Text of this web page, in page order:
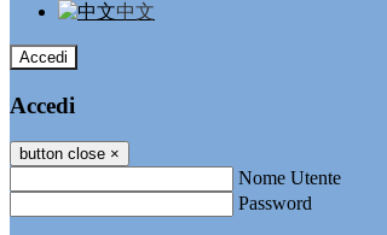
中文
Accedi
Accedi
button close ×
Nome Utente
Password